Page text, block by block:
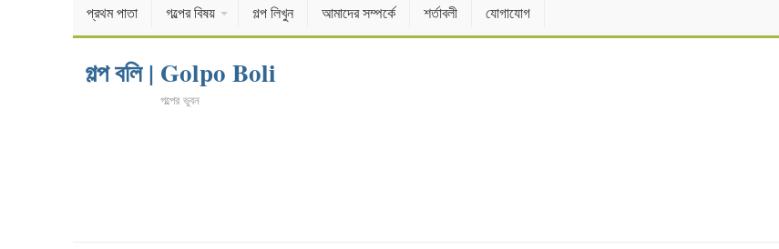
প্রথম পাতা গল্পের বিষয় গল্প লিখুন আমাদের সম্পর্কে শর্তাবলী যোগাযোগ
গল্প বলি | Golpo Boli
গল্পের ভুবন